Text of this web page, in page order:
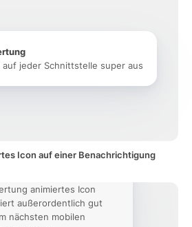
auf jeder Schnittstelle super aus
Icon auf einer Benachrichtigung
animiertes Icon
außerordentlich gut
nächsten mobilen